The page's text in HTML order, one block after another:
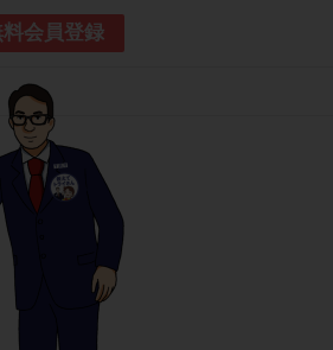
料会員登録